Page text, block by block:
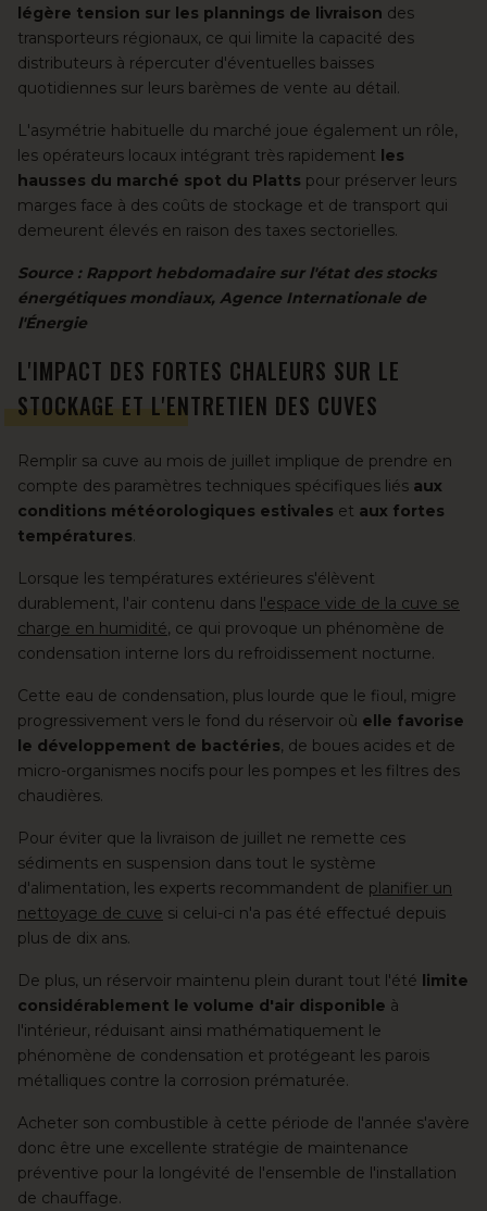
légère tension sur les plannings de livraison des
transporteurs régionaux, ce qui limite la capacité des
distributeurs à répercuter d'éventuelles baisses
quotidiennes sur leurs barèmes de vente au détail.
L'asymétrie habituelle du marché joue également un rôle,
les opérateurs locaux intégrant très rapidement les
hausses du marché spot du Platts pour préserver leurs
marges face à des coûts de stockage et de transport qui
demeurent élevés en raison des taxes sectorielles.
Source : Rapport hebdomadaire sur l'état des stocks
énergétiques mondiaux, Agence Internationale de
l'Énergie
L'IMPACT DES FORTES CHALEURS SUR LE
STOCKAGE ET L'ENTRETIEN DES CUVES
Remplir sa cuve au mois de juillet implique de prendre en
compte des paramètres techniques spécifiques liés aux
conditions météorologiques estivales et aux fortes
températures.
Lorsque les températures extérieures s'élèvent
durablement, l'air contenu dans l'espace vide de la cuve se
charge en humidité, ce qui provoque un phénomène de
condensation interne lors du refroidissement nocturne.
Cette eau de condensation, plus lourde que le fioul, migre
progressivement vers le fond du réservoir où elle favorise
le développement de bactéries, de boues acides et de
micro-organismes nocifs pour les pompes et les filtres des
chaudières.
Pour éviter que la livraison de juillet ne remette ces
sédiments en suspension dans tout le système
d'alimentation, les experts recommandent de planifier un
nettoyage de cuve si celui-ci n'a pas été effectué depuis
plus de dix ans.
De plus, un réservoir maintenu plein durant tout l'été limite
considérablement le volume d'air disponible à
l'intérieur, réduisant ainsi mathématiquement le
phénomène de condensation et protégeant les parois
métalliques contre la corrosion prématurée.
Acheter son combustible à cette période de l'année s'avère
donc être une excellente stratégie de maintenance
préventive pour la longévité de l'ensemble de l'installation
de chauffage.